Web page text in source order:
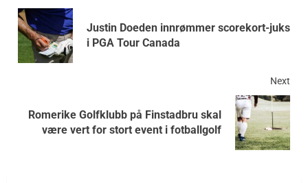
Justin Doeden innrømmer scorekort-juks
i PGA Tour Canada
Next
Romerike Golfklubb på Finstadbru skal
være vert for stort event i fotballgolf